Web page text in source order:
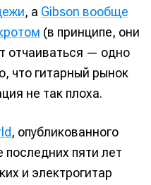
, а Gibson вообще
(в принципе, они
отчаиваться — одно
что гитарный рынок
не так плоха.
, опубликованного
последних пяти лет
и электрогитар